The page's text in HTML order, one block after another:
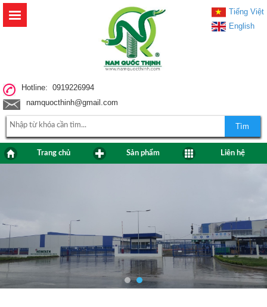
Hotline: 0919226994
namquocthinh@gmail.com
Tiếng Việt
English
Tìm
Trang chủ Sản phẩm Liên hệ